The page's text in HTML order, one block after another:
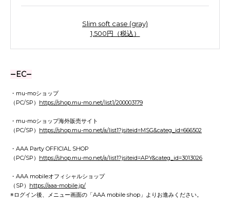
Slim soft case (gray)
1,500円（税込）
―EC―
・mu-moショップ
（PC/SP） https://shop.mu-mo.net/list1/200003179
・mu-moショップ海外販売サイト
（PC/SP） https://shop.mu-mo.net/a/list1?jsiteid=MSG&categ_id=666502
・AAA Party OFFICIAL SHOP
（PC/SP） https://shop.mu-mo.net/a/list1?jsiteid=APY&categ_id=3013026
・AAA mobileオフィシャルショップ
（SP） https://aaa-mobile.jp/
※ログイン後、メニュー画面の「AAA mobile shop」よりお進みください。